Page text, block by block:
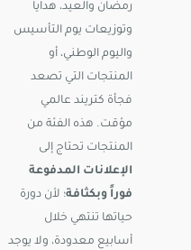
رمضان والعيد، هدايا
وتوزيعات يوم التأسيس
واليوم الوطني، أو
المنتجات التي تصعد
فجأة كتريند عالمي
مؤقت. هذه الفئة من
المنتجات تحتاج إلى
الإعلانات المدفوعة
فوراً وبكثافة؛ لأن دورة
حياتها تنتهي خلال
أسابيع معدودة، ولا يوجد